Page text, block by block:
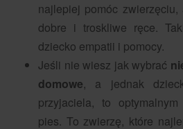
najlepiej pomóc
dobre i troskliwe ręce.
dziecko empatii i pomocy.
Jeśli nie wiesz jak wybrać
domowe, a jednak
przyjaciela, to
pies. To zwierzę, które